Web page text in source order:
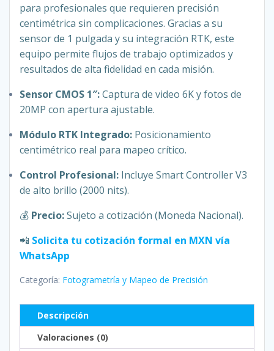
para profesionales que requieren precisión
centimétrica sin complicaciones. Gracias a su
sensor de 1 pulgada y su integración RTK, este
equipo permite flujos de trabajo optimizados y
resultados de alta fidelidad en cada misión.
Sensor CMOS 1″:Captura de video 6K y fotos de
20MP con apertura ajustable.
Módulo RTK Integrado: Posicionamiento
centimétrico real para mapeo crítico.
Control Profesional: Incluye Smart Controller V3
de alto brillo (2000 nits).
💰 Precio:Sujeto a cotización (Moneda Nacional).
📲 Solicita tu cotización formal en MXN vía
WhatsApp
Categoría: Fotogrametría y Mapeo de Precisión
Descripción
Valoraciones (0)